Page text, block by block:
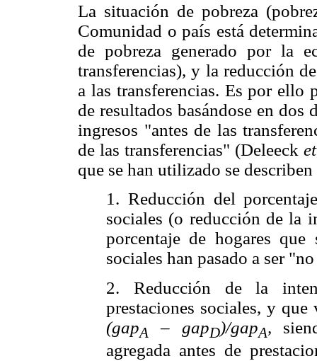
La situación de pobreza
Comunidad o país está
de pobreza generado por la
transferencias), y la reducción
a las transferencias. Es por ello
de resultados basándose en
ingresos "antes de las
de las transferencias" (Deleeck
que se han utilizado se
1. Reducción del
sociales (o reducción de la
porcentaje de hogares que
sociales han pasado a ser
2. Reducción de la
prestaciones sociales, y
(gapA – gapD)/gapA,
agregada antes de